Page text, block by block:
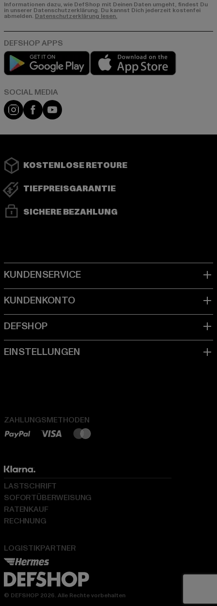
Informationen dazu, wie DefShop mit Deinen Daten umgeht, findest Du
in unserer Datenschutzerklärung. Du kannst Dich jederzeit kostenfei
abmelden. Datenschutzerklärung lesen.
Play market
Instagram
FacebookYouTube
KOSTENLOSE RETOURE
TIEFPREISGARANTIE
SICHERE BEZAHLUNG
ZAHLUNGSMETHODEN
LOGISTIKPARTNER
LASTSCHRIFT
SOFORTÜBERWEISUNG
RATENKAUF
RECHNUNG
© DEFSHOP 2026. Alle Rechte vorbehalten